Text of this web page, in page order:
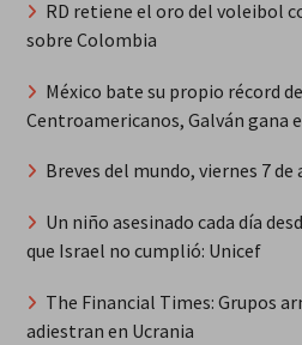
RD retiene el oro del voleibol
sobre Colombia
México bate su propio récord
Centroamericanos, Galván gana
Breves del mundo, viernes 7 de
Un niño asesinado cada día
que Israel no cumplió: Unicef
The Financial Times: Grupos
adiestran en Ucrania